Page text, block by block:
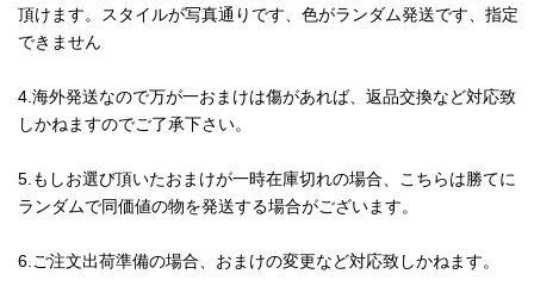
頂けます。スタイルが写真通りです、色がランダム発送です、指定
できません
4.海外発送なので万が一おまけは傷があれば、返品交換など対応致
しかねますのでご了承下さい。
5.もしお選び頂いたおまけが一時在庫切れの場合、こちらは勝てに
ランダムで同価値の物を発送する場合がございます。
6.ご注文出荷準備の場合、おまけの変更など対応致しかねます。